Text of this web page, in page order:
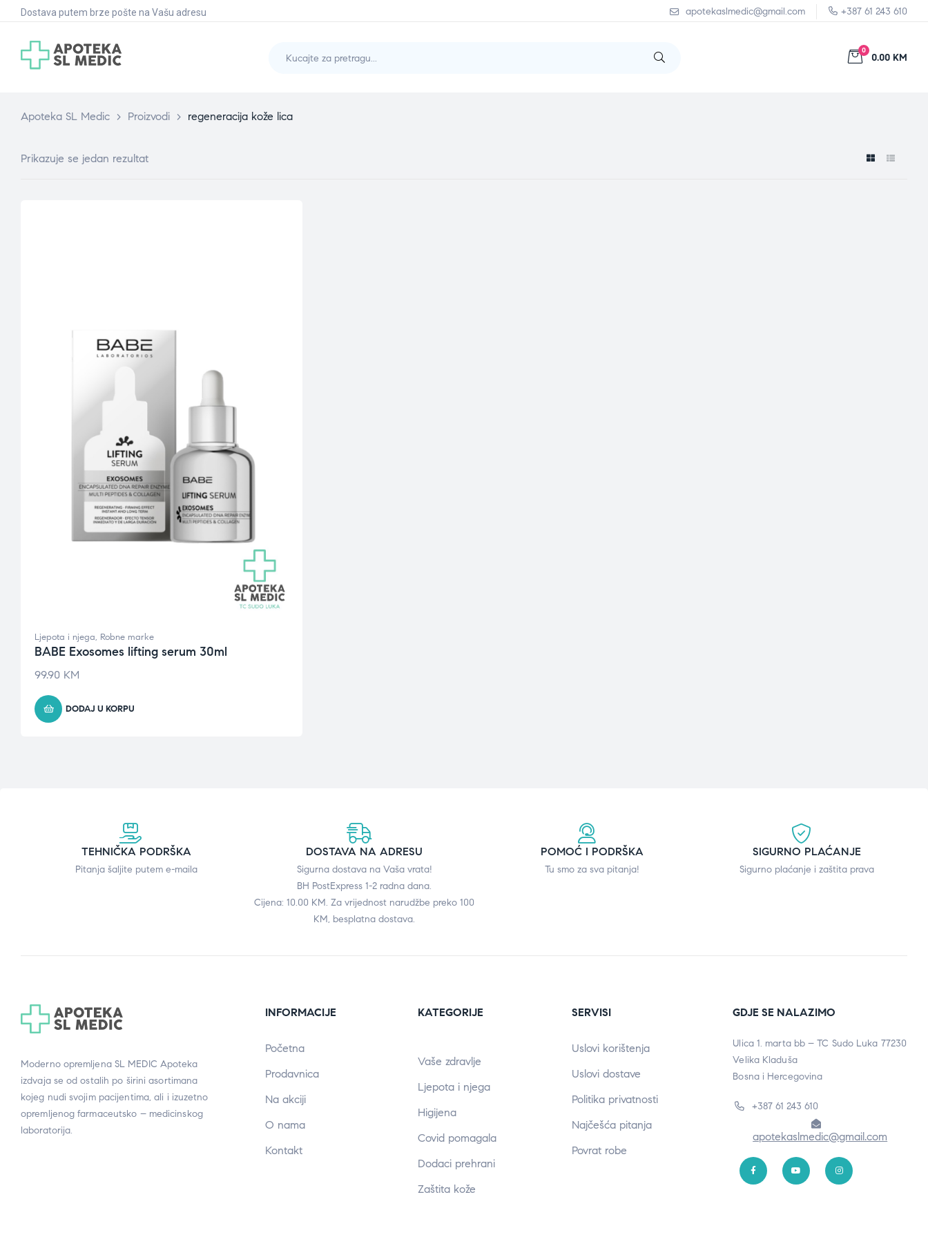
Dostava putem brze pošte na Vašu adresu apotekaslmedic@gmail.com +387 61 243 610
0
0.00 KM
Apoteka SL Medic > Proizvodi > regeneracija kože lica
Prikazuje se jedan rezultat
Ljepota i njega, Robne marke
BABE Exosomes lifting serum 30ml
99.90 KM
DODAJ U KORPU
TEHNIČKA PODRŠKA
Pitanja šaljite putem e-maila
DOSTAVA NA ADRESU
Sigurna dostava na Vaša vrata!
BH PostExpress 1-2 radna dana.
Cijena: 10.00 KM. Za vrijednost narudžbe preko 100
KM, besplatna dostava.
POMOĆ I PODRŠKA
Tu smo za sva pitanja!
SIGURNO PLAĆANJE
Sigurno plaćanje i zaštita prava
Moderno opremljena SL MEDIC Apoteka
izdvaja se od ostalih po širini asortimana
kojeg nudi svojim pacijentima, ali i izuzetno
opremljenog farmaceutsko – medicinskog
laboratorija.
INFORMACIJE
Početna
Prodavnica
Na akciji
O nama
Kontakt
KATEGORIJE
Vaše zdravlje
Ljepota i njega
Higijena
Covid pomagala
Dodaci prehrani
Zaštita kože
SERVISI
Uslovi korištenja
Uslovi dostave
Politika privatnosti
Najčešća pitanja
Povrat robe
GDJE SE NALAZIMO
Ulica 1. marta bb – TC Sudo Luka 77230
Velika Kladuša
Bosna i Hercegovina
+387 61 243 610
apotekaslmedic@gmail.com